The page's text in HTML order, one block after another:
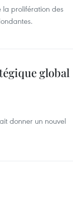
la prolifération des
global
donner un nouvel